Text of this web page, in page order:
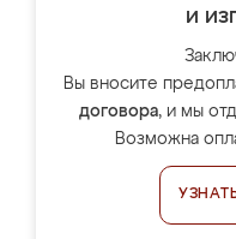
и
Вы вносите
договора, и мы
Возможна